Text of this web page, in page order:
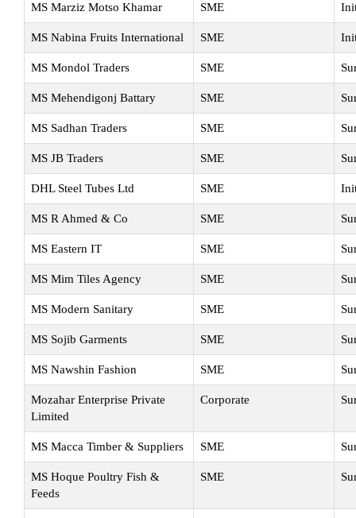
MS Marziz Motso Khamar SME
MS Nabina Fruits International SME
MS Mondol Traders SME
MS Mehendigonj Battary SME
MS Sadhan Traders SME
MS JB Traders SME
DHL Steel Tubes Ltd SME
MS R Ahmed & Co SME
MS Eastern IT SME
MS Mim Tiles Agency SME
MS Modern Sanitary SME
MS Sojib Garments SME
MS Nawshin Fashion SME
Mozahar Enterprise Private
Limited
Corporate
MS Macca Timber & Suppliers SME
MS Hoque Poultry Fish &
Feeds
SME